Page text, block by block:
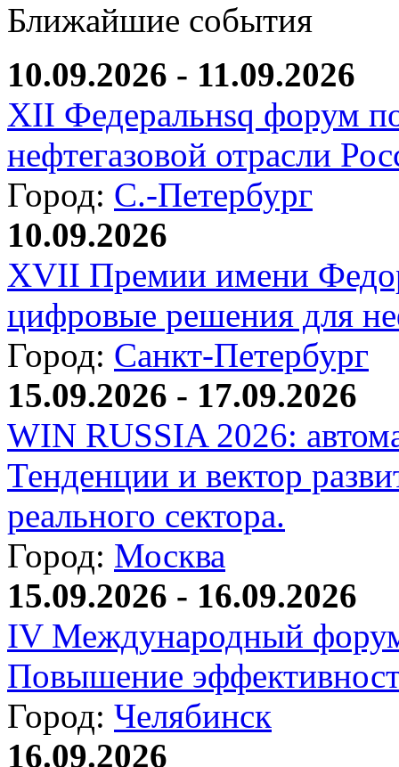
Ближайшие события
10.09.2026 - 11.09.2026
XII Федеральнsq форум
нефтегазовой отрасли
Город: С.-Петербург
10.09.2026
XVII Премии имени
цифровые решения для
Город: Санкт-Петербург
15.09.2026 - 17.09.2026
WIN RUSSIA 2026:
Тенденции и вектор
реального сектора.
Город: Москва
15.09.2026 - 16.09.2026
IV Международный
Повышение
Город: Челябинск
16.09.2026